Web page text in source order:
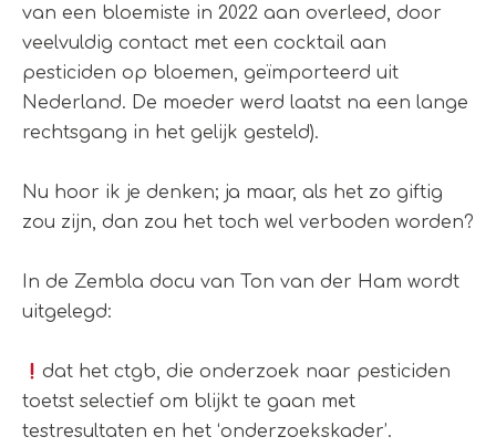
van een bloemiste in 2022 aan overleed, door
veelvuldig contact met een cocktail aan
pesticiden op bloemen, geïmporteerd uit
Nederland. De moeder werd laatst na een lange
rechtsgang in het gelijk gesteld).
Nu hoor ik je denken; ja maar, als het zo giftig
zou zijn, dan zou het toch wel verboden worden?
In de Zembla docu van Ton van der Ham wordt
uitgelegd:
dat het ctgb, die onderzoek naar pesticiden
toetst selectief om blijkt te gaan met
testresultaten en het ‘onderzoekskader’.